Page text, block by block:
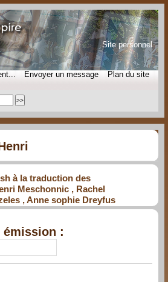
Site personnel
Envoyer un message Plan du site
à la traduction des
Meschonnic , Rachel
, Anne sophie Dreyfus
émission :